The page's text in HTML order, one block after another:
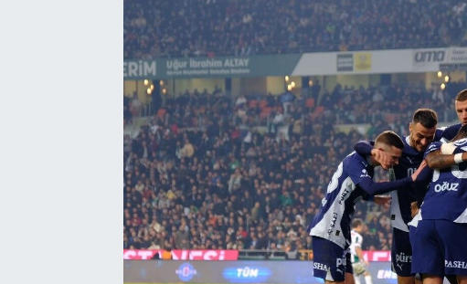
TEKNOLOJİ
YEREL YÖNETİMLER